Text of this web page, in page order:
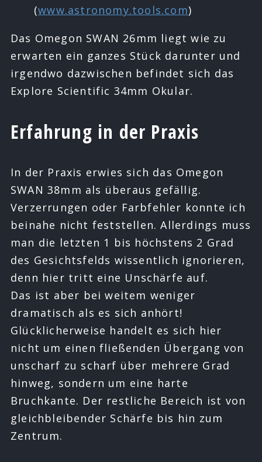
(www.astronomy.tools.com)
Das Omegon SWAN 26mm liegt wie zu
erwarten ein ganzes Stück darunter und
irgendwo dazwischen befindet sich das
Explore Scientific 34mm Okular.
Erfahrung in der Praxis
In der Praxis erwies sich das Omegon
SWAN 38mm als überaus gefällig.
Verzerrungen oder Farbfehler konnte ich
beinahe nicht feststellen. Allerdings muss
man die letzten 1 bis höchstens 2 Grad
des Gesichtsfelds wissentlich ignorieren,
denn hier tritt eine Unschärfe auf.
Das ist aber bei weitem weniger
dramatisch als es sich anhört!
Glücklicherweise handelt es sich hier
nicht um einen fließenden Übergang von
unscharf zu scharf über mehrere Grad
hinweg, sondern um eine harte
Bruchkante. Der restliche Bereich ist von
gleichbleibender Schärfe bis hin zum
Zentrum.